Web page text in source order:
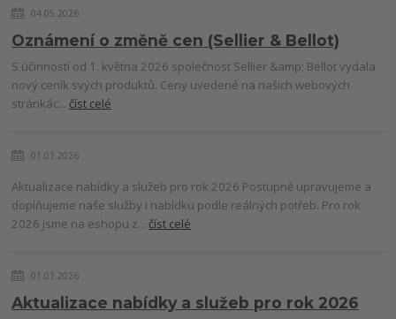
04.05.2026
Oznámení o změně cen (Sellier & Bellot)
S účinností od 1. května 2026 společnost Sellier &amp; Bellot vydala
nový ceník svých produktů. Ceny uvedené na našich webových
stránkác... číst celé
01.01.2026
Aktualizace nabídky a služeb pro rok 2026 Postupně upravujeme a
doplňujeme naše služby i nabídku podle reálných potřeb. Pro rok
2026 jsme na eshopu z... číst celé
01.01.2026
Aktualizace nabídky a služeb pro rok 2026